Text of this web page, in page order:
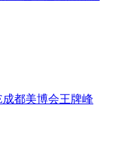
成都美博会王牌峰